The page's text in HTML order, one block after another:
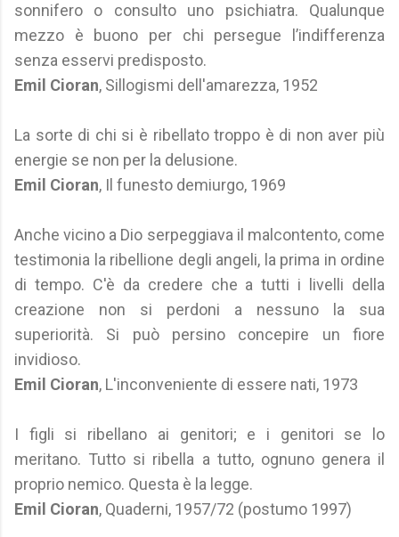
sonnifero o consulto uno psichiatra. Qualunque
mezzo è buono per chi persegue l’indifferenza
senza esservi predisposto.
Emil Cioran, Sillogismi dell'amarezza, 1952
La sorte di chi si è ribellato troppo è di non aver più
energie se non per la delusione.
Emil Cioran, Il funesto demiurgo, 1969
Anche vicino a Dio serpeggiava il malcontento, come
testimonia la ribellione degli angeli, la prima in ordine
di tempo. C'è da credere che a tutti i livelli della
creazione non si perdoni a nessuno la sua
superiorità. Si può persino concepire un fiore
invidioso.
Emil Cioran, L'inconveniente di essere nati, 1973
I figli si ribellano ai genitori; e i genitori se lo
meritano. Tutto si ribella a tutto, ognuno genera il
proprio nemico. Questa è la legge.
Emil Cioran, Quaderni, 1957/72 (postumo 1997)